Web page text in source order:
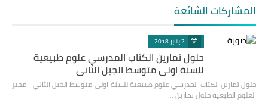
المشاركات الشائعة
2 يناير 2018
حلول تمارين الكتاب المدرسي علوم طبيعية
للسنة اولى متوسط الجيل الثاني
حلول تمارين الكتاب المدرسي علوم طبيعية للسنة اولى متوسط الجيل الثاني مخبر
العلوم الطبعية حلول تمارين …